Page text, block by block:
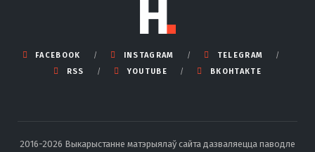
FACEBOOK INSTAGRAM
TELEGRAM
RSS
YOUTUBE ВКОНТАКТЕ
2016-2026 Выкарыстанне матэрыялаў сайта дазваляецца паводле